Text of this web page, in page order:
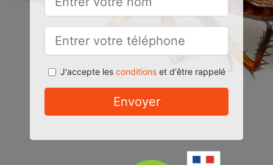
J'accepte les conditionset d'être rappelé
Envoyer